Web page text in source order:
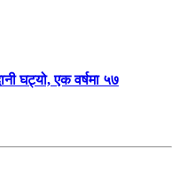
घट्यो, एक वर्षमा ५७